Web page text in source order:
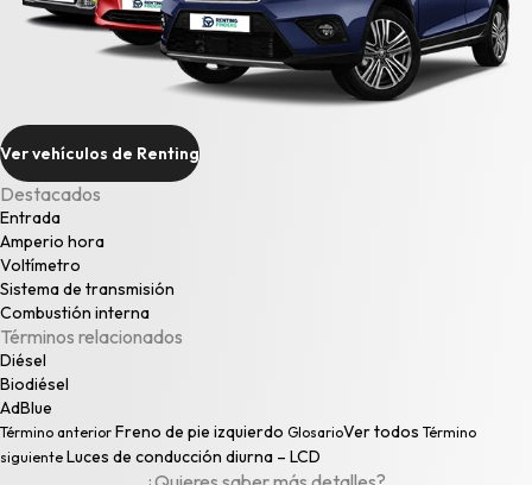
Ver vehículos de Renting
Destacados
Entrada
Amperio hora
Voltímetro
Sistema de transmisión
Combustión interna
Términos relacionados
Diésel
Biodiésel
AdBlue
Término anterior Freno de pie izquierdo GlosarioVer todos Término
siguiente Luces de conducción diurna – LCD